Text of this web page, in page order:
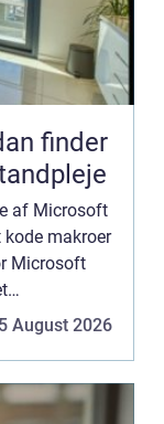
af Microsoft
makroer
Microsoft
kan
August 2026